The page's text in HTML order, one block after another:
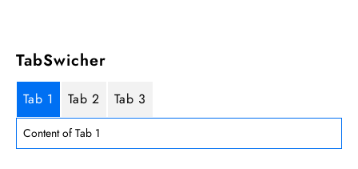
TabSwicher
Tab 1 Tab 2 Tab 3
Content of Tab 1